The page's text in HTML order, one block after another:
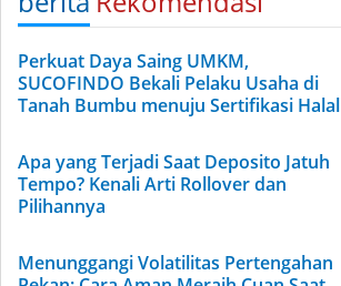
Perkuat Daya Saing UMKM,
SUCOFINDO Bekali Pelaku Usaha di
Tanah Bumbu menuju Sertifikasi Halal
Apa yang Terjadi Saat Deposito Jatuh
Tempo? Kenali Arti Rollover dan
Pilihannya
Menunggangi Volatilitas Pertengahan